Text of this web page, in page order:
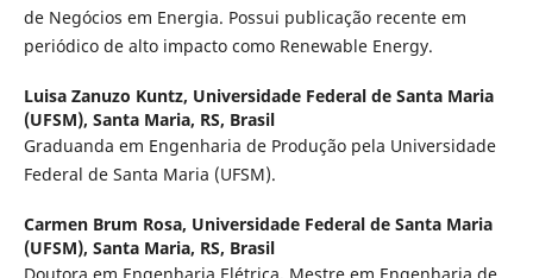
de Negócios em Energia. Possui publicação recente em
periódico de alto impacto como Renewable Energy.
Luisa Zanuzo Kuntz, Universidade Federal de Santa Maria
(UFSM), Santa Maria, RS, Brasil
Graduanda em Engenharia de Produção pela Universidade
Federal de Santa Maria (UFSM).
Carmen Brum Rosa, Universidade Federal de Santa Maria
(UFSM), Santa Maria, RS, Brasil
Doutora em Engenharia Elétrica, Mestre em Engenharia de